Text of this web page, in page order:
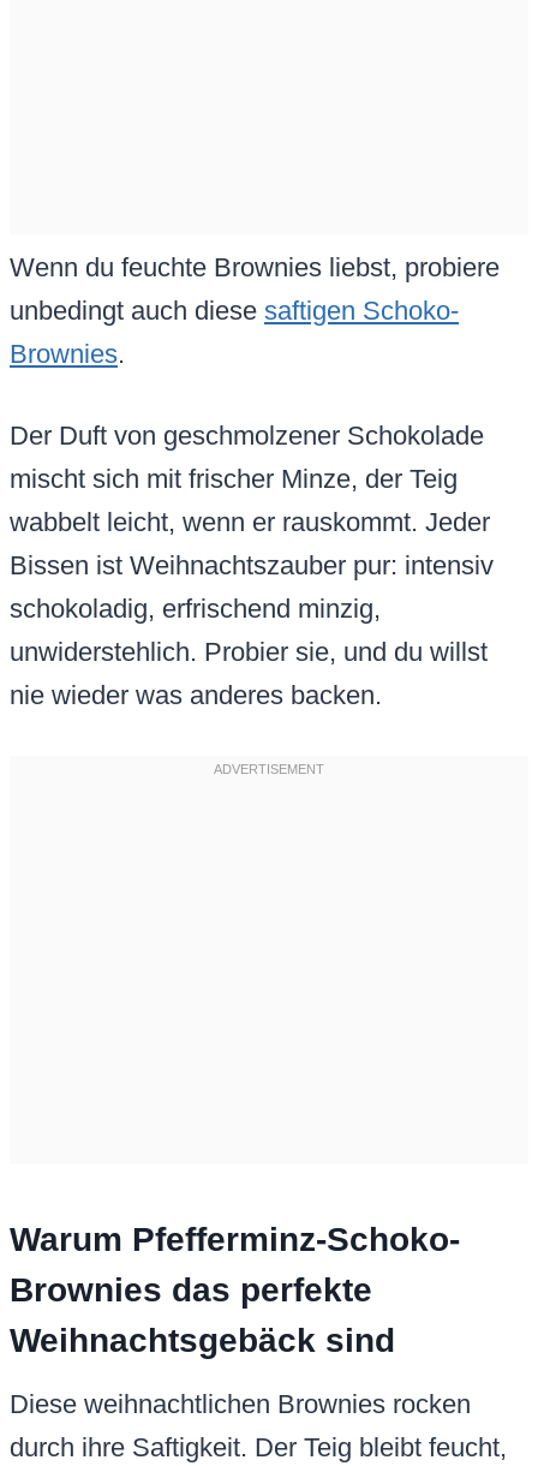
Wenn du feuchte Brownies liebst, probiere
unbedingt auch diese saftigen Schoko-
Brownies.
Der Duft von geschmolzener Schokolade
mischt sich mit frischer Minze, der Teig
wabbelt leicht, wenn er rauskommt. Jeder
Bissen ist Weihnachtszauber pur: intensiv
schokoladig, erfrischend minzig,
unwiderstehlich. Probier sie, und du willst
nie wieder was anderes backen.
Warum Pfefferminz-Schoko-
Brownies das perfekte
Weihnachtsgebäck sind
Diese weihnachtlichen Brownies rocken
durch ihre Saftigkeit. Der Teig bleibt feucht,